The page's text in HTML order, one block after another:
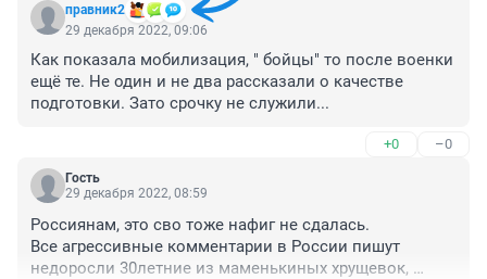
правник2
29 декабря 2022, 09:06
Как показала мобилизация, " бойцы" то после военки
ещё те. Не один и не два рассказали о качестве
подготовки. Зато срочку не служили...
+0 –0
Гость
29 декабря 2022, 08:59
Россиянам, это сво тоже нафиг не сдалась.
Все агрессивные комментарии в России пишут
недоросли 30летние из маменькиных хрущевок,